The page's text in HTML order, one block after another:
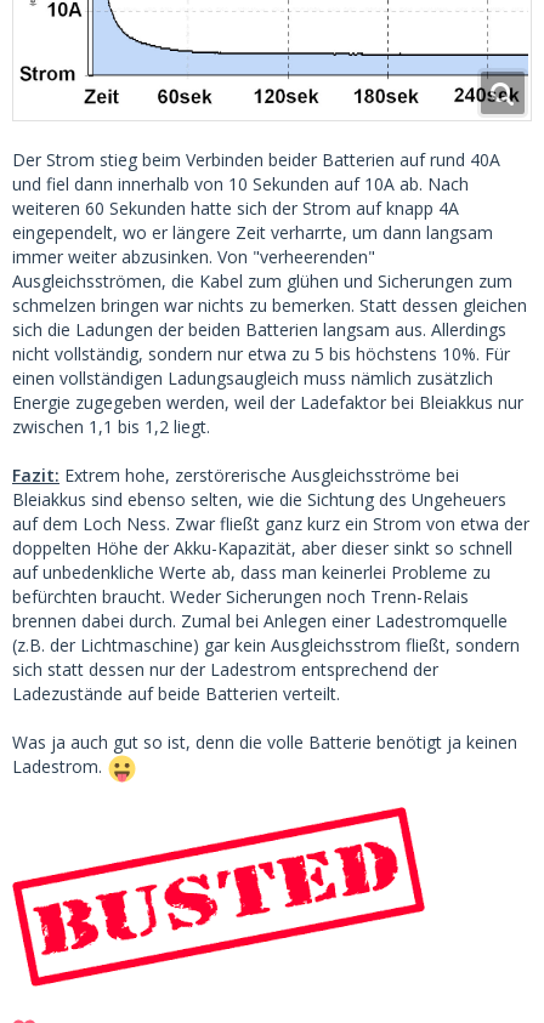
Der Strom stieg beim Verbinden beider Batterien auf rund 40A
und fiel dann innerhalb von 10 Sekunden auf 10A ab. Nach
weiteren 60 Sekunden hatte sich der Strom auf knapp 4A
eingependelt, wo er längere Zeit verharrte, um dann langsam
immer weiter abzusinken. Von "verheerenden"
Ausgleichsströmen, die Kabel zum glühen und Sicherungen zum
schmelzen bringen war nichts zu bemerken. Statt dessen gleichen
sich die Ladungen der beiden Batterien langsam aus. Allerdings
nicht vollständig, sondern nur etwa zu 5 bis höchstens 10%. Für
einen vollständigen Ladungsaugleich muss nämlich zusätzlich
Energie zugegeben werden, weil der Ladefaktor bei Bleiakkus nur
zwischen 1,1 bis 1,2 liegt.
Fazit: Extrem hohe, zerstörerische Ausgleichsströme bei
Bleiakkus sind ebenso selten, wie die Sichtung des Ungeheuers
auf dem Loch Ness. Zwar fließt ganz kurz ein Strom von etwa der
doppelten Höhe der Akku-Kapazität, aber dieser sinkt so schnell
auf unbedenkliche Werte ab, dass man keinerlei Probleme zu
befürchten braucht. Weder Sicherungen noch Trenn-Relais
brennen dabei durch. Zumal bei Anlegen einer Ladestromquelle
(z.B. der Lichtmaschine) gar kein Ausgleichsstrom fließt, sondern
sich statt dessen nur der Ladestrom entsprechend der
Ladezustände auf beide Batterien verteilt.
Was ja auch gut so ist, denn die volle Batterie benötigt ja keinen
Ladestrom.